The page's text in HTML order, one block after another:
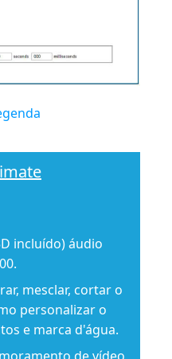
incluído) áudio
mesclar, cortar o
personalizar o
e marca d'água.